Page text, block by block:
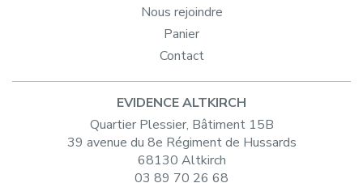
Nous rejoindre
Panier
Contact
EVIDENCE ALTKIRCH
Quartier Plessier, Bâtiment 15B
39 avenue du 8e Régiment de Hussards
68130 Altkirch
03 89 70 26 68